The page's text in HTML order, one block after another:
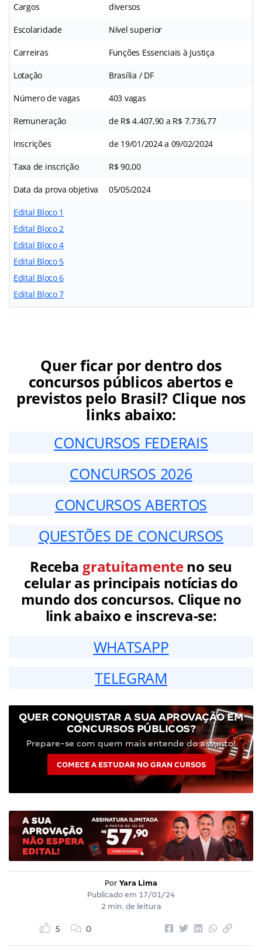
Cargos diversos
Escolaridade Nível superior
Carreiras Funções Essenciais à Justiça
Lotação Brasília / DF
Número de vagas 403 vagas
Remuneração de R$ 4.407,90 a R$ 7.736,77
Inscrições de 19/01/2024 a 09/02/2024
Taxa de inscrição R$ 90,00
Data da prova objetiva 05/05/2024
Edital Bloco 1
Edital Bloco 2
Edital Bloco 4
Edital Bloco 5
Edital Bloco 6
Edital Bloco 7
Quer ficar por dentro dos
concursos públicos abertos e
previstos pelo Brasil? Clique nos
links abaixo:
CONCURSOS FEDERAIS
CONCURSOS 2026
CONCURSOS ABERTOS
QUESTÕES DE CONCURSOS
Receba gratuitamenteno seu
celular as principais notícias do
mundo dos concursos. Clique no
link abaixo e inscreva-se:
WHATSAPP
TELEGRAM
QUER CONQUISTAR A SUA APROVAÇÃO EM
CONCURSOS PÚBLICOS?
Prepare-se com quem mais entende do assunto!
COMECE A ESTUDAR NO GRAN CURSOS
Por Yara Lima
Publicado em 17/01/24
2 min. de leitura
5 0